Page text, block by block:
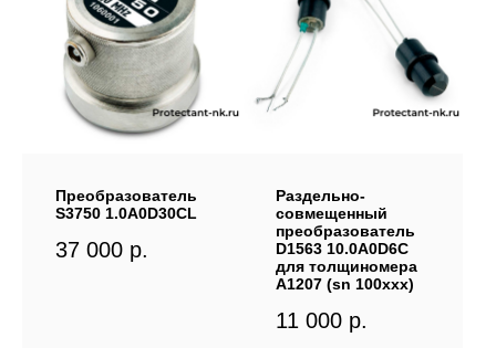
Преобразователь
S3750 1.0A0D30CL
37 000 р.
Раздельно-
совмещенный
преобразователь
D1563 10.0A0D6C
для толщиномера
А1207 (sn 100ххх)
11 000 р.